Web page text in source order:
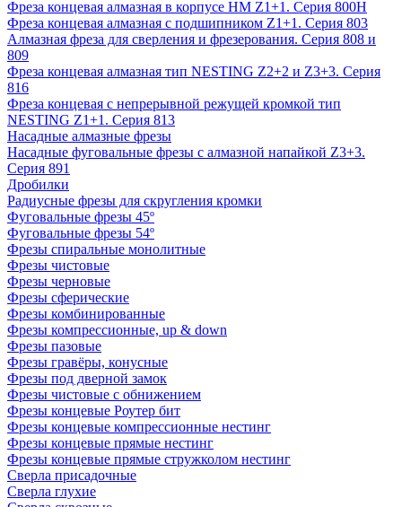
Фреза концевая алмазная в корпусе НМ Z1+1. Серия 800H
Фреза концевая алмазная с подшипником Z1+1. Серия 803
Алмазная фреза для сверления и фрезерования. Серия 808 и
809
Фреза концевая алмазная тип NESTING Z2+2 и Z3+3. Серия
816
Фреза концевая с непрерывной режущей кромкой тип
NESTING Z1+1. Серия 813
Насадные алмазные фрезы
Насадные фуговальные фрезы с алмазной напайкой Z3+3.
Серия 891
Дробилки
Радиусные фрезы для скругления кромки
Фуговальные фрезы 45º
Фуговальные фрезы 54º
Фрезы спиральные монолитные
Фрезы чистовые
Фрезы черновые
Фрезы сферические
Фрезы комбинированные
Фрезы компрессионные, up & down
Фрезы пазовые
Фрезы гравёры, конусные
Фрезы под дверной замок
Фрезы чистовые с обнижением
Фрезы концевые Роутер бит
Фрезы концевые компрессионные нестинг
Фрезы концевые прямые нестинг
Фрезы концевые прямые стружколом нестинг
Сверла присадочные
Сверла глухие